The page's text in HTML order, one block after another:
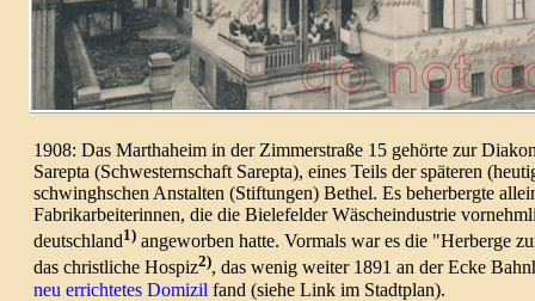
1908: Das Martha­heim in der Zimmer­straße 15 gehörte zur
Sarepta (Schwes­tern­schaft Sarepta), eines Teils der späteren
schwingh­schen Anstal­ten (Stif­tungen) Bethel. Es beher­bergte
Fabrik­arbei­te­rinnen, die die Biele­felder Wäsche­indus­trie
deutsch­land1) ange­worben hatte. Vormals war es die "Herberge
das christ­liche Hospiz2), das wenig weiter 1891 an der Ecke
neu errich­tetes Domizil fand (siehe Link im Stadt­plan).